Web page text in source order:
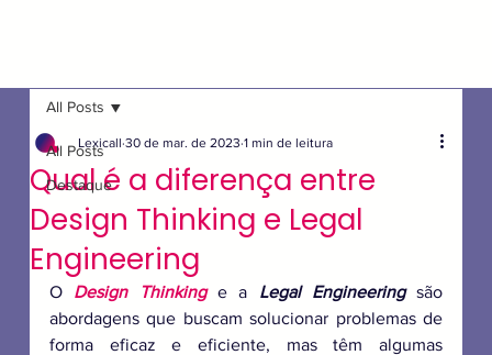
All Posts
Destaque
All Posts
Qual é a diferença entre
Design Thinking e Legal
Engineering
Lexicall 30 de mar. de 2023 1 min de leitura
O Design Thinking e a Legal Engineering são
abordagens que buscam solucionar problemas de
forma eficaz e eficiente, mas têm algumas